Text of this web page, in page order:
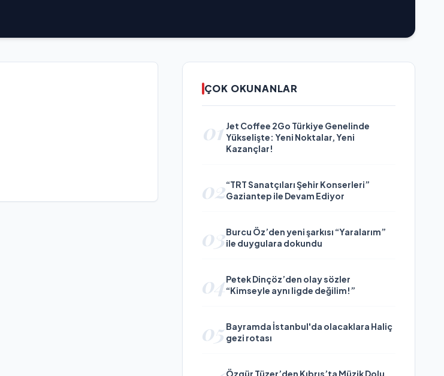
ÇOK OKUNANLAR
01 Jet Coffee 2Go Türkiye Genelinde
Yükselişte: Yeni Noktalar, Yeni
Kazançlar!
02“TRT Sanatçıları Şehir Konserleri”
Gaziantep ile Devam Ediyor
03Burcu Öz’den yeni şarkısı “Yaralarım”
ile duygulara dokundu
04Petek Dinçöz’den olay sözler
“Kimseyle aynı ligde değilim!”
05 Bayramda İstanbul'da olacaklara Haliç
gezi rotası
Özgür Tüzer’den Kıbrıs’ta Müzik Dolu